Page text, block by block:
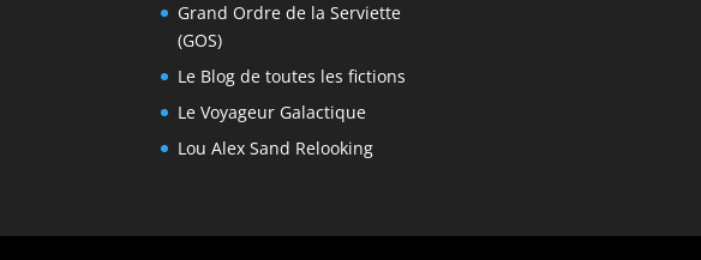
Grand Ordre de la Serviette
(GOS)
Le Blog de toutes les fictions
Le Voyageur Galactique
Lou Alex Sand Relooking